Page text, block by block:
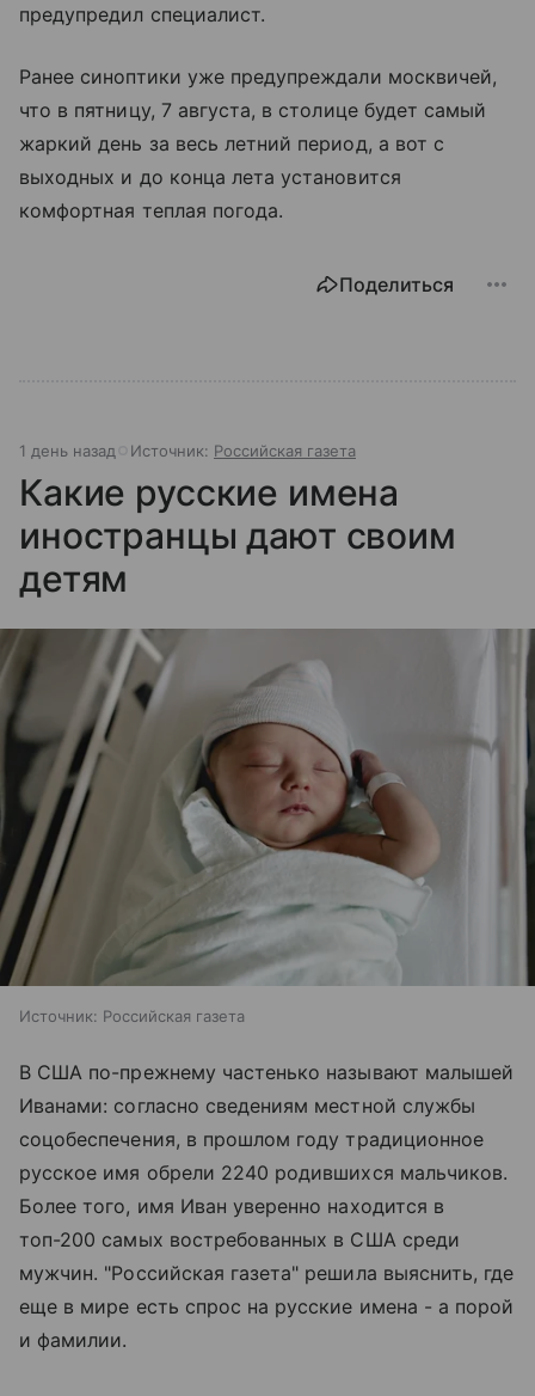
предупредил специалист.
Ранее синоптики уже предупреждали москвичей,
что в пятницу, 7 августа, в столице будет самый
жаркий день за весь летний период, а вот с
выходных и до конца лета установится
комфортная теплая погода.
Поделиться
1 день назад Источник: Российская газета
Какие русские имена
иностранцы дают своим
детям
Источник: Российская газета
В США по-прежнему частенько называют малышей
Иванами: согласно сведениям местной службы
соцобеспечения, в прошлом году традиционное
русское имя обрели 2240 родившихся мальчиков.
Более того, имя Иван уверенно находится в
топ-200 самых востребованных в США среди
мужчин. "Российская газета" решила выяснить, где
еще в мире есть спрос на русские имена - а порой
и фамилии.